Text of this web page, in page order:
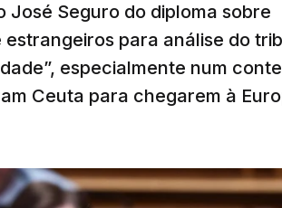
José Seguro do diploma sobre
para análise do
especialmente num
Ceuta para chegarem à